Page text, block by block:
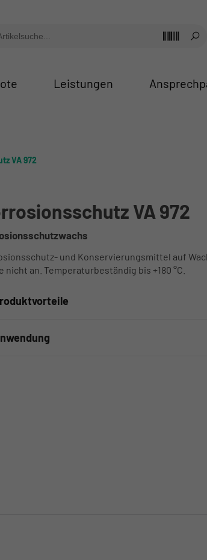
Leistungen
VA 972
VA 972
und Konservierungsmittel auf
nicht an. Temperaturbeständig bis +180 °C.